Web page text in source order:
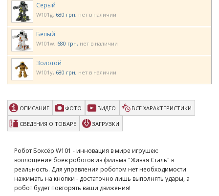
Серый
W101g 680 грн нет в наличии
Белый
W101w 680 грн нет в наличии
Золотой
W101y 680 грн нет в наличии
ОПИСАНИЕ ФОТО ВИДЕО ВСЕ ХАРАКТЕРИСТИКИ
СВЕДЕНИЯ О ТОВАРЕ ЗАГРУЗКИ
Робот Боксёр W101 - инновация в мире игрушек:
воплощение боёв роботов из фильма "Живая Сталь" в
реальность. Для управления роботом нет необходимости
нажимать на кнопки - достаточно лишь выполнять удары, а
робот будет повторять ваши движения!